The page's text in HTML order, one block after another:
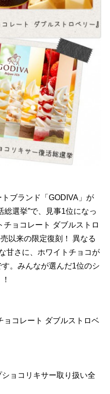
ブランド「GODIVA」が
総選挙”で、見事1位になっ
ョコレート ダブルストロ
以来の限定復刻！ 異なる
甘さに、ホワイトチョコが
。みんなが選んだ1位のシ
ョコレート ダブルストロベ
ョコリキサー取り扱い全